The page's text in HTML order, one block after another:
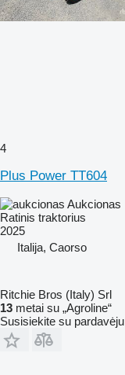
4
Plus Power TT604
Aukcionas
Ratinis traktorius
2025
Italija, Caorso
Ritchie Bros (Italy) Srl
13 metai su „Agroline“
Susisiekite su pardavėju